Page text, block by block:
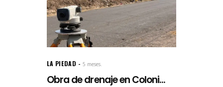
LA PIEDAD 5 meses.
Obra de drenaje en Coloni...